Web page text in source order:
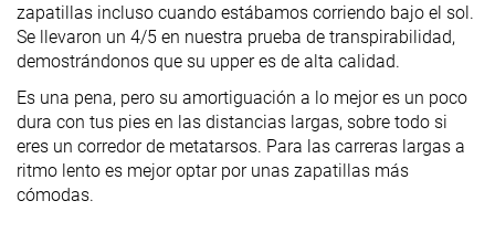
zapatillas incluso cuando estábamos corriendo bajo el sol.
Se llevaron un 4/5 en nuestra prueba de transpirabilidad,
demostrándonos que su upper es de alta calidad.
Es una pena, pero su amortiguación a lo mejor es un poco
dura con tus pies en las distancias largas, sobre todo si
eres un corredor de metatarsos. Para las carreras largas a
ritmo lento es mejor optar por unas zapatillas más
cómodas.